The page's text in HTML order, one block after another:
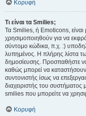
Κορυφή
Τι είναι τα Smilies;
Τα Smilies, ή Emoticons, είναι
χρησιμοποιηθούν για να
σύντομο κώδικα, π.χ. :)
λυπημένος. Η πλήρης λίστα
δημοσίευσης. Προσπαθήστε
καθώς μπορεί να
συντονιστής ίσως να
διαχειριστής του συστήματος
smilies που μπορείτε να
Κορυφή